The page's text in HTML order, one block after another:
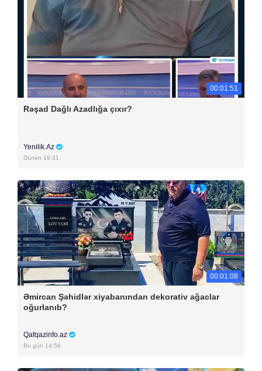
00:01:51
Rəşad Dağlı Azadlığa çıxır?
Yenilik.Az
Dünən 19:31
00:01:08
Əmircan Şəhidlər xiyabanından dekorativ ağaclar
oğurlanıb?
Qafqazinfo.az
Bu gün 14:59